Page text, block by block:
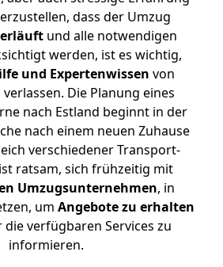
dass der Umzug
und alle notwendigen
werden, ist es wichtig,
und Expertenwissen von
Die Planung eines
nach Estland beginnt in der
nach einem neuen Zuhause
verschiedener Transport-
ratsam, sich frühzeitig mit
Umzugsunternehmen, in
um Angebote zu erhalten
die verfügbaren Services zu
informieren.